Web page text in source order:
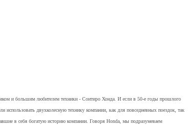
и большим любителем техники - Соитиро Хонда. И если в 50-е годы прошлого
двухколесную технику компании, как для повседневных поездок, так
в себя богатую историю компании. Говоря Honda, мы подразумеваем